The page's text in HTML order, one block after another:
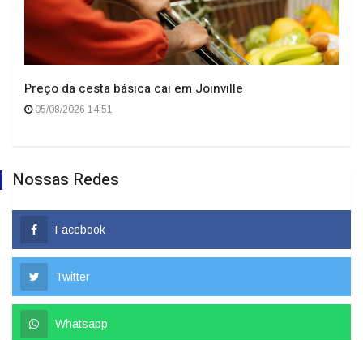
Preço da cesta básica cai em Joinville
05/08/2026 14:51
Nossas Redes
Facebook
Twitter
Whatsapp